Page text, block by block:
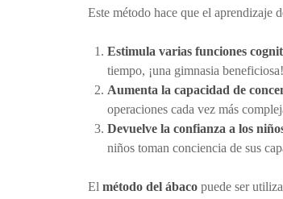
Este método hace que el aprendizaje
Estimula varias funciones
tiempo, ¡una gimnasia beneficiosa!
Aumenta la capacidad de
operaciones cada vez más
Devuelve la confianza a los
niños toman conciencia de sus
El método del ábaco puede ser